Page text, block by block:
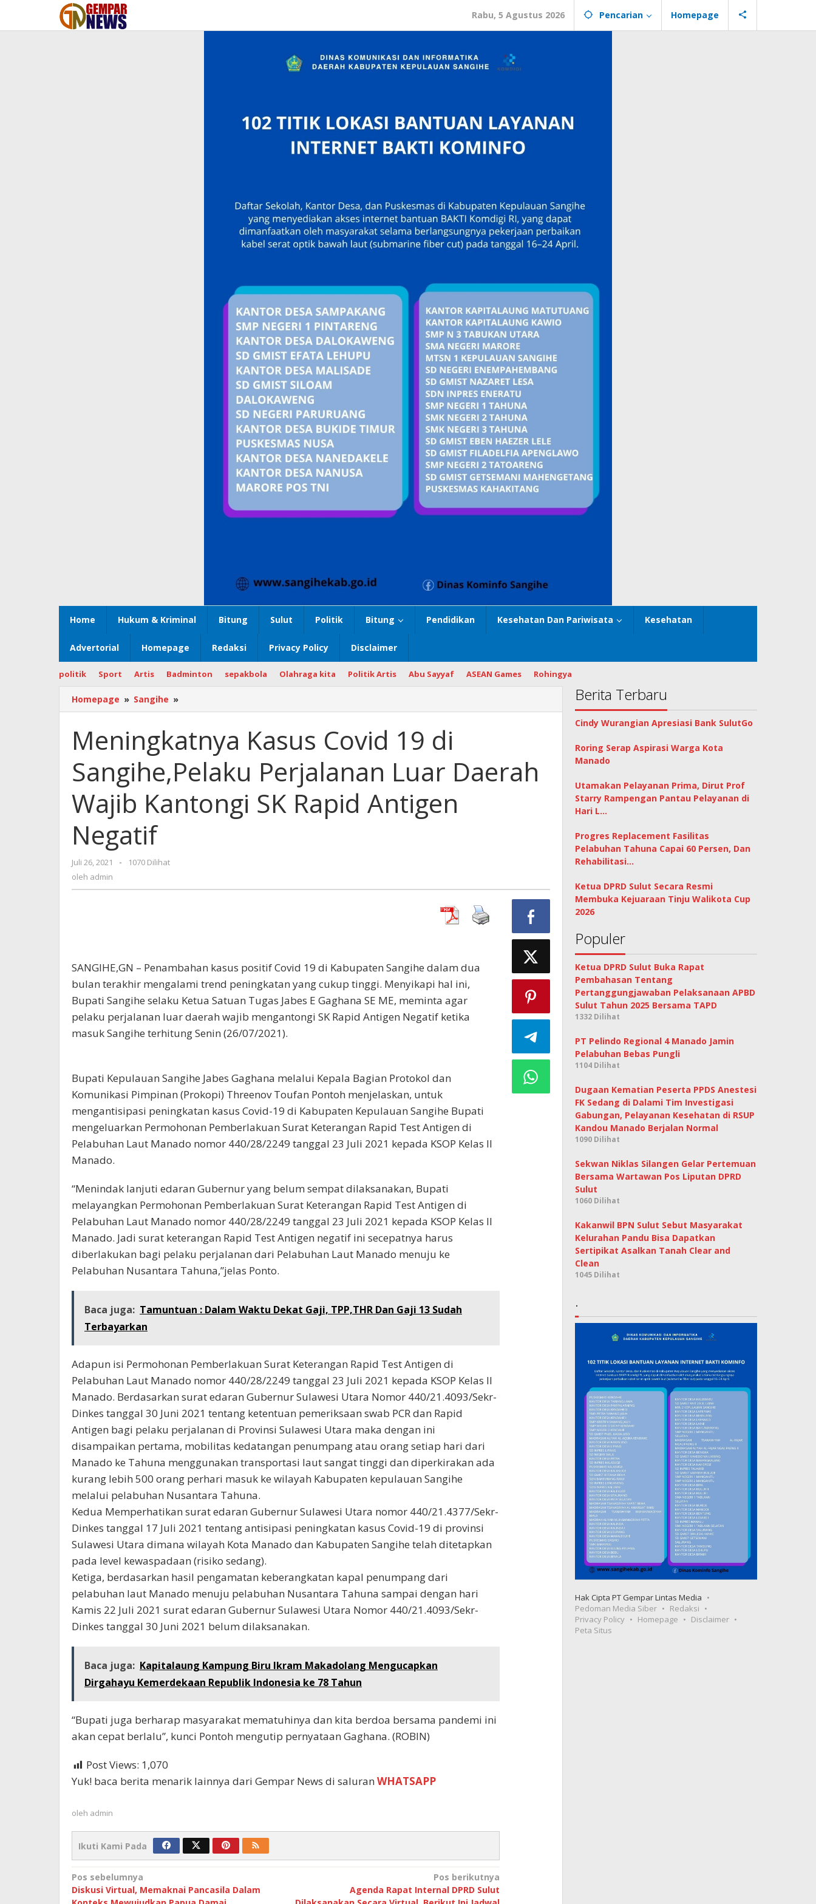
konten
Rabu, 5 Agustus 2026 Pencarian Homepage
Home Hukum & Kriminal Bitung Sulut Politik Bitung Pendidikan Kesehatan Dan Pariwisata Kesehatan
Advertorial Homepage Redaksi Privacy Policy Disclaimer
politik Sport Artis Badminton sepakbola Olahraga kita Politik Artis Abu Sayyaf ASEAN Games Rohingya
Homepage » Sangihe »
Kasus
19
di
Sangihe,Pelaku
Perjalanan
Daerah
Wajib
Meningkatnya Kasus Covid 19 di
Sangihe,Pelaku Perjalanan Luar Daerah
Wajib Kantongi SK Rapid Antigen
Negatif
Juli 26, 2021
oleh
-
1070 Dilihat
oleh admin
SANGIHE,GN – Penambahan kasus positif Covid 19 di Kabupaten Sangihe dalam dua
bulan terakhir mengalami trend peningkatan yang cukup tinggi. Menyikapi hal ini,
Bupati Sangihe selaku Ketua Satuan Tugas Jabes E Gaghana SE ME, meminta agar
pelaku perjalanan luar daerah wajib mengantongi SK Rapid Antigen Negatif ketika
masuk Sangihe terhitung Senin (26/07/2021).
Bupati Kepulauan Sangihe Jabes Gaghana melalui Kepala Bagian Protokol dan
Komunikasi Pimpinan (Prokopi) Threenov Toufan Pontoh menjelaskan, untuk
mengantisipasi peningkatan kasus Covid-19 di Kabupaten Kepulauan Sangihe Bupati
mengeluarkan Permohonan Pemberlakuan Surat Keterangan Rapid Test Antigen di
Pelabuhan Laut Manado nomor 440/28/2249 tanggal 23 Juli 2021 kepada KSOP Kelas II
Manado.
“Menindak lanjuti edaran Gubernur yang belum sempat dilaksanakan, Bupati
melayangkan Permohonan Pemberlakuan Surat Keterangan Rapid Test Antigen di
Pelabuhan Laut Manado nomor 440/28/2249 tanggal 23 Juli 2021 kepada KSOP Kelas II
Manado. Jadi surat keterangan Rapid Test Antigen negatif ini secepatnya harus
diberlakukan bagi pelaku perjalanan dari Pelabuhan Laut Manado menuju ke
Pelabuhan Nusantara Tahuna,”jelas Ponto.
Baca juga: Tamuntuan : Dalam Waktu Dekat Gaji, TPP,THR Dan Gaji 13 Sudah
Terbayarkan
Adapun isi Permohonan Pemberlakuan Surat Keterangan Rapid Test Antigen di
Pelabuhan Laut Manado nomor 440/28/2249 tanggal 23 Juli 2021 kepada KSOP Kelas II
Manado. Berdasarkan surat edaran Gubernur Sulawesi Utara Nomor 440/21.4093/Sekr-
Dinkes tanggal 30 Juni 2021 tentang ketentuan pemeriksaan swab PCR dan Rapid
Antigen bagi pelaku perjalanan di Provinsi Sulawesi Utara maka dengan ini
disampaikan pertama, mobilitas kedatangan penumpang atau orang setiap hari dari
Manado ke Tahuna menggunakan transportasi laut sangat tinggi dan diperkirakan ada
kurang lebih 500 orang perhari masuk ke wilayah Kabupaten kepulauan Sangihe
melalui pelabuhan Nusantara Tahuna.
Kedua Memperhatikan surat edaran Gubernur Sulawesi Utara nomor 440/21.4377/Sekr-
Dinkes tanggal 17 Juli 2021 tentang antisipasi peningkatan kasus Covid-19 di provinsi
Sulawesi Utara dimana wilayah Kota Manado dan Kabupaten Sangihe telah ditetapkan
pada level kewaspadaan (risiko sedang).
Ketiga, berdasarkan hasil pengamatan keberangkatan kapal penumpang dari
pelabuhan laut Manado menuju pelabuhan Nusantara Tahuna sampai dengan hari
Kamis 22 Juli 2021 surat edaran Gubernur Sulawesi Utara Nomor 440/21.4093/Sekr-
Dinkes tanggal 30 Juni 2021 belum dilaksanakan.
Baca juga: Kapitalaung Kampung Biru Ikram Makadolang Mengucapkan
Dirgahayu Kemerdekaan Republik Indonesia ke 78 Tahun
“Bupati juga berharap masyarakat mematuhinya dan kita berdoa bersama pandemi ini
akan cepat berlalu”, kunci Pontoh mengutip pernyataan Gaghana. (ROBIN)
Post Views: 1,070
Yuk! baca berita menarik lainnya dari Gempar News di saluran WHATSAPP
oleh admin
Ikuti Kami Pada
Navigasi
pos
Pos sebelumnya
Diskusi Virtual, Memaknai Pancasila Dalam
Pos berikutnya
Agenda Rapat Internal DPRD Sulut
Berita Terbaru
Cindy Wurangian Apresiasi Bank SulutGo
Roring Serap Aspirasi Warga Kota
Manado
Utamakan Pelayanan Prima, Dirut Prof
Starry Rampengan Pantau Pelayanan di
Hari L…
Progres Replacement Fasilitas
Pelabuhan Tahuna Capai 60 Persen, Dan
Rehabilitasi…
Ketua DPRD Sulut Secara Resmi
Membuka Kejuaraan Tinju Walikota Cup
2026
Populer
Ketua DPRD Sulut Buka Rapat
Pembahasan Tentang
Pertanggungjawaban Pelaksanaan APBD
Sulut Tahun 2025 Bersama TAPD
1332 Dilihat
PT Pelindo Regional 4 Manado Jamin
Pelabuhan Bebas Pungli
1104 Dilihat
Dugaan Kematian Peserta PPDS Anestesi
FK Sedang di Dalami Tim Investigasi
Gabungan, Pelayanan Kesehatan di RSUP
Kandou Manado Berjalan Normal
1090 Dilihat
Sekwan Niklas Silangen Gelar Pertemuan
Bersama Wartawan Pos Liputan DPRD
Sulut
1060 Dilihat
Kakanwil BPN Sulut Sebut Masyarakat
Kelurahan Pandu Bisa Dapatkan
Sertipikat Asalkan Tanah Clear and
Clean
1045 Dilihat
.
Hak Cipta PT Gempar Lintas Media
Pedoman Media Siber
Redaksi
Privacy Policy
Homepage
Disclaimer
Peta Situs